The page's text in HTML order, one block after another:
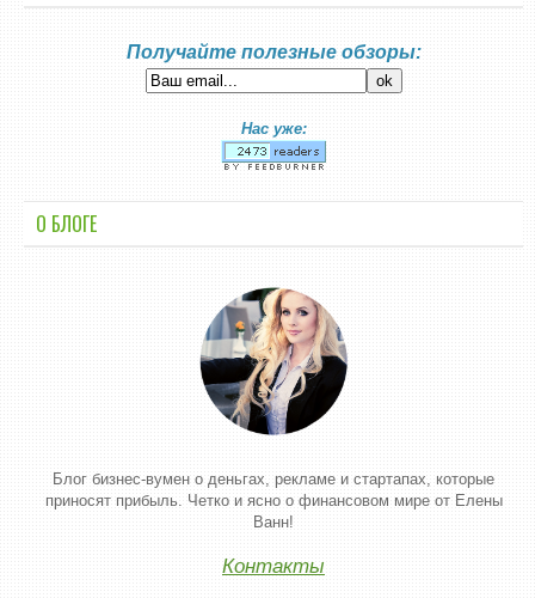
Получайте полезные обзоры:
Нас уже:
О БЛОГЕ
Блог бизнес-вумен о деньгах, рекламе и стартапах, которые
приносят прибыль. Четко и ясно о финансовом мире от Елены
Ванн!
Контакты